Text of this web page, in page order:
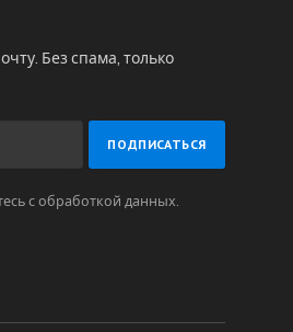
Без спама, только
с обработкой данных.